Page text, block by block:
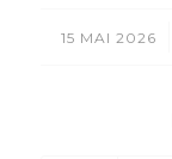
15 MAI 2026
/